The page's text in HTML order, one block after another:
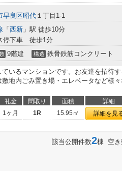
早良区昭代 １丁目1-1
「 西新 」駅 徒歩10分
停下車 徒歩1分
9階建 構造 鉄骨鉄筋コンクリート
いるマンションです。お友達を招待
地内ごみ置き場・エレベータなど様
礼金 間取り 面積 詳細
1ヶ月 1R 15.95㎡ 詳細を見
該当公開件数2棟 空き